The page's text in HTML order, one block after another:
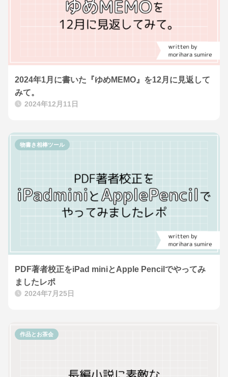
2024年1月に書いた『ゆめMEMO』を12月に見返して
みて。
2024年12月11日
PDF著者校正をiPad miniとApple Pencilでやってみ
ましたレポ
2024年7月25日
物書き相棒ツール
作品とお茶会